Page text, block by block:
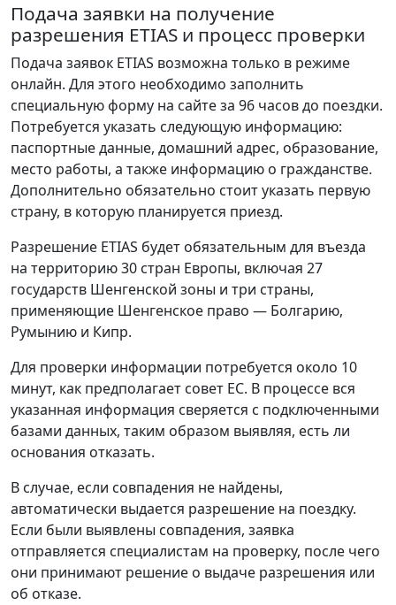
Подача заявки на получение
разрешения ETIAS и процесс проверки
Подача заявок ETIAS возможна только в режиме
онлайн. Для этого необходимо заполнить
специальную форму на сайте за 96 часов до поездки.
Потребуется указать следующую информацию:
паспортные данные, домашний адрес, образование,
место работы, а также информацию о гражданстве.
Дополнительно обязательно стоит указать первую
страну, в которую планируется приезд.
Разрешение ETIAS будет обязательным для въезда
на территорию 30 стран Европы, включая 27
государств Шенгенской зоны и три страны,
применяющие Шенгенское право — Болгарию,
Румынию и Кипр.
Для проверки информации потребуется около 10
минут, как предполагает совет ЕС. В процессе вся
указанная информация сверяется с подключенными
базами данных, таким образом выявляя, есть ли
основания отказать.
В случае, если совпадения не найдены,
автоматически выдается разрешение на поездку.
Если были выявлены совпадения, заявка
отправляется специалистам на проверку, после чего
они принимают решение о выдаче разрешения или
об отказе.